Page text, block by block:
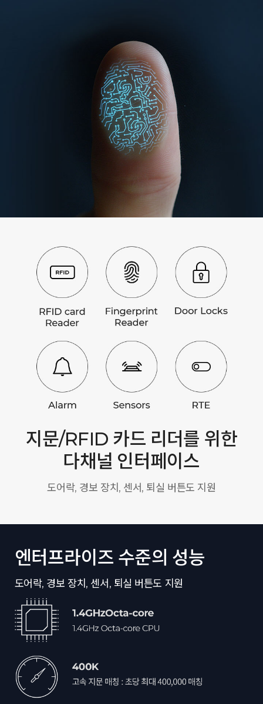
지문/RFID 카드 리더를 위한
다채널 인터페이스
도어락, 경보 장치, 센서, 퇴실 버튼도 지원
엔터프라이즈 수준의 성능
도어락, 경보 장치, 센서, 퇴실 버튼도 지원